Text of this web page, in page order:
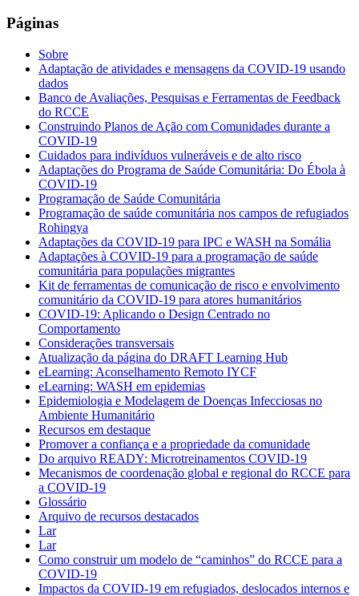
Páginas
Sobre
Adaptação de atividades e mensagens da COVID-19 usando
dados
Banco de Avaliações, Pesquisas e Ferramentas de Feedback
do RCCE
Construindo Planos de Ação com Comunidades durante a
COVID-19
Cuidados para indivíduos vulneráveis e de alto risco
Adaptações do Programa de Saúde Comunitária: Do Ébola à
COVID-19
Programação de Saúde Comunitária
Programação de saúde comunitária nos campos de refugiados
Rohingya
Adaptações da COVID-19 para IPC e WASH na Somália
Adaptações à COVID-19 para a programação de saúde
comunitária para populações migrantes
Kit de ferramentas de comunicação de risco e envolvimento
comunitário da COVID-19 para atores humanitários
COVID-19: Aplicando o Design Centrado no
Comportamento
Considerações transversais
Atualização da página do DRAFT Learning Hub
eLearning: Aconselhamento Remoto IYCF
eLearning: WASH em epidemias
Epidemiologia e Modelagem de Doenças Infecciosas no
Ambiente Humanitário
Recursos em destaque
Promover a confiança e a propriedade da comunidade
Do arquivo READY: Microtreinamentos COVID-19
Mecanismos de coordenação global e regional do RCCE para
a COVID-19
Glossário
Arquivo de recursos destacados
Lar
Lar
Como construir um modelo de “caminhos” do RCCE para a
COVID-19
Impactos da COVID-19 em refugiados, deslocados internos e